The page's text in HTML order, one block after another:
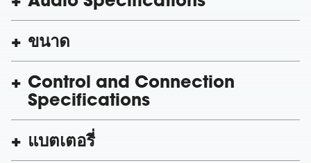
ขนาด
Control and Connection
Specifications
แบตเตอรี่